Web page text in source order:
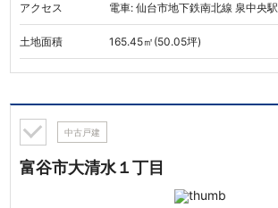
アクセス
電車: 仙台市地下鉄南北線 泉中央駅
土地面積 165.45㎡(50.05坪)
中古戸建
富谷市大清水１丁目